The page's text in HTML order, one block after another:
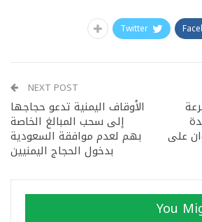
Twitter
على
NEXT POST
الأوقاف اليمنية تدعو حجاجها
إلى سحب المبالغ الخاصة
بهم لعدم موافقة السعودية
بدخول الحجاج اليمنيين
You